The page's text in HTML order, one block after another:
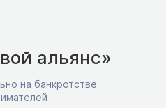
альянс»
на банкротстве